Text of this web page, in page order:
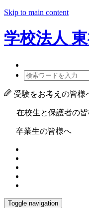
Skip to main content
学校法人
受験をお考えの皆様
在校生と保護者の
卒業生の皆様へ
Toggle navigation